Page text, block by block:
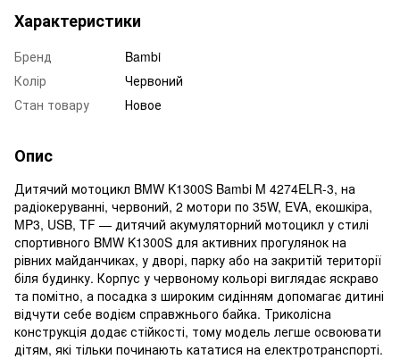
Характеристики
Бренд
Bambi
Колір
Червоний
Стан товару
Новое
Опис
Дитячий мотоцикл BMW K1300S Bambi M 4274ELR-3, на
радіокеруванні, червоний, 2 мотори по 35W, EVA, екошкіра,
MP3, USB, TF — дитячий акумуляторний мотоцикл у стилі
спортивного BMW K1300S для активних прогулянок на
рівних майданчиках, у дворі, парку або на закритій території
біля будинку. Корпус у червоному кольорі виглядає яскраво
та помітно, а посадка з широким сидінням допомагає дитині
відчути себе водієм справжнього байка. Триколісна
конструкція додає стійкості, тому модель легше освоювати
дітям, які тільки починають кататися на електротранспорті.